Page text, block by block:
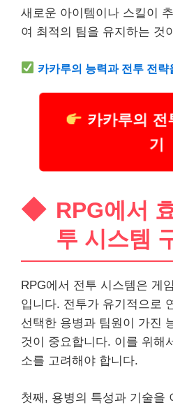
새로운 아이템이나 스킬이
여 최적의 팀을 유지하는 것
카카루의 능력과 전투 전략
카카루의 전
기
RPG에서
투 시스템
RPG에서 전투 시스템은 게
입니다. 전투가 유기적으로
선택한 용병과 팀원이 가진
것이 중요합니다. 이를 위해
소를 고려해야 합니다.
첫째, 용병의 특성과 기술을